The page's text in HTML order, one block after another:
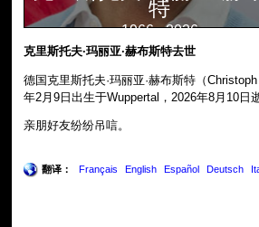
特
1966 - 2026
克里斯托夫·玛丽亚·赫布斯特去世
德国克里斯托夫·玛丽亚·赫布斯特（
年2月9日出生于Wuppertal，2026年8月10日
亲朋好友纷纷吊唁。
翻译： Français English Español Deutsch